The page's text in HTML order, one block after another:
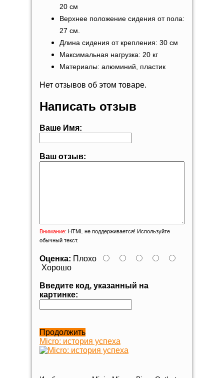
20 см
Верхнее положение сидения от пола:
27 см.
Длина сидения от крепления: 30 см
Максимальная нагрузка: 20 кг
Материалы: алюминий, пластик
Нет отзывов об этом товаре.
Написать отзыв
Ваше Имя:
Ваш отзыв:
Внимание: HTML не поддерживается! Используйте
обычный текст.
Оценка: Плохо
Хорошо
Введите код, указанный на
картинке:
Продолжить
Micro: история успеха